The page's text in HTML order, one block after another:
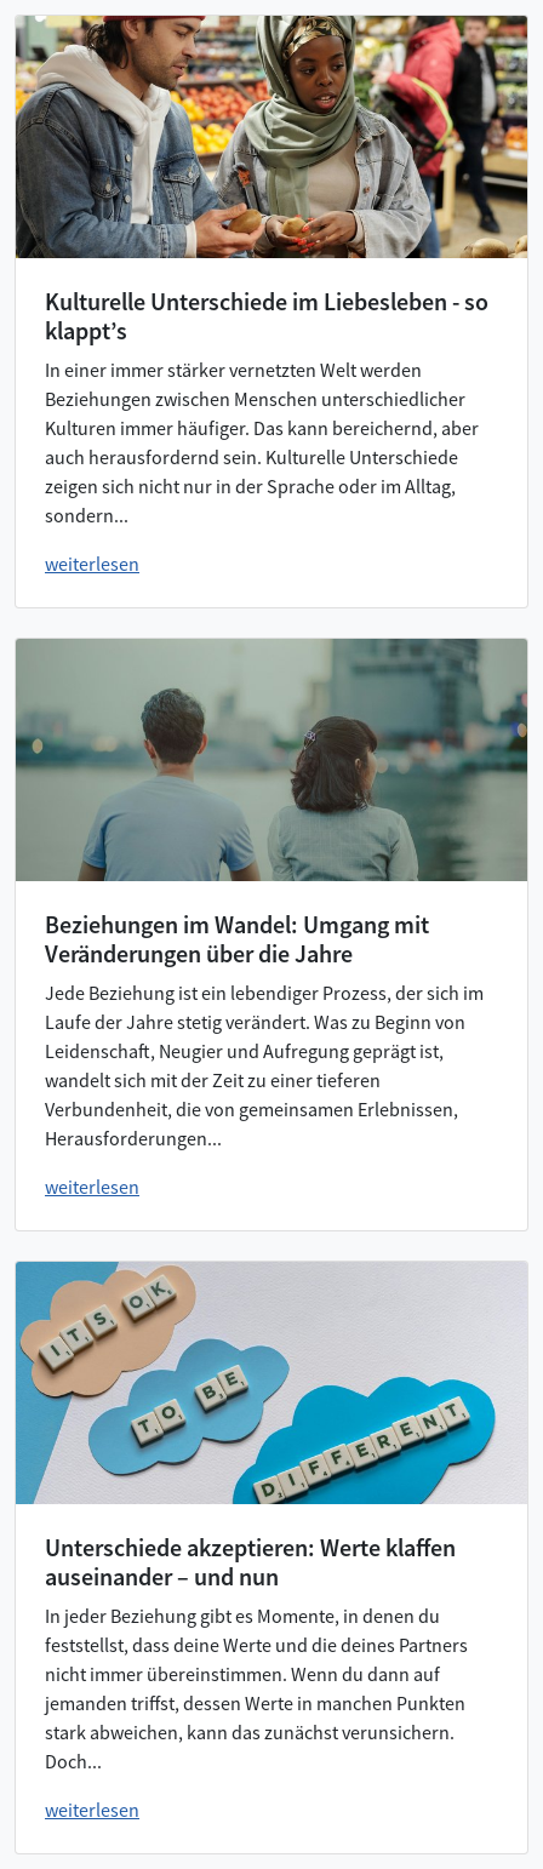
Kulturelle Unterschiede im Liebesleben - so
klappt’s
In einer immer stärker vernetzten Welt werden
Beziehungen zwischen Menschen unterschiedlicher
Kulturen immer häufiger. Das kann bereichernd, aber
auch herausfordernd sein. Kulturelle Unterschiede
zeigen sich nicht nur in der Sprache oder im Alltag,
sondern...
weiterlesen
Beziehungen im Wandel: Umgang mit
Veränderungen über die Jahre
Jede Beziehung ist ein lebendiger Prozess, der sich im
Laufe der Jahre stetig verändert. Was zu Beginn von
Leidenschaft, Neugier und Aufregung geprägt ist,
wandelt sich mit der Zeit zu einer tieferen
Verbundenheit, die von gemeinsamen Erlebnissen,
Herausforderungen...
weiterlesen
Unterschiede akzeptieren: Werte klaffen
auseinander – und nun
In jeder Beziehung gibt es Momente, in denen du
feststellst, dass deine Werte und die deines Partners
nicht immer übereinstimmen. Wenn du dann auf
jemanden triffst, dessen Werte in manchen Punkten
stark abweichen, kann das zunächst verunsichern.
Doch...
weiterlesen